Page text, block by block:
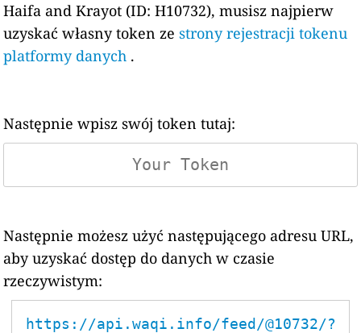
Haifa and Krayot (ID: H10732), musisz najpierw
uzyskać własny token zestrony rejestracji tokenu
platformy danych .
Następnie wpisz swój token tutaj:
Następnie możesz użyć następującego adresu URL,
aby uzyskać dostęp do danych w czasie
rzeczywistym:
https://api.waqi.info/feed/@10732/?